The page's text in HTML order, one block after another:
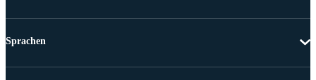
Sprachen